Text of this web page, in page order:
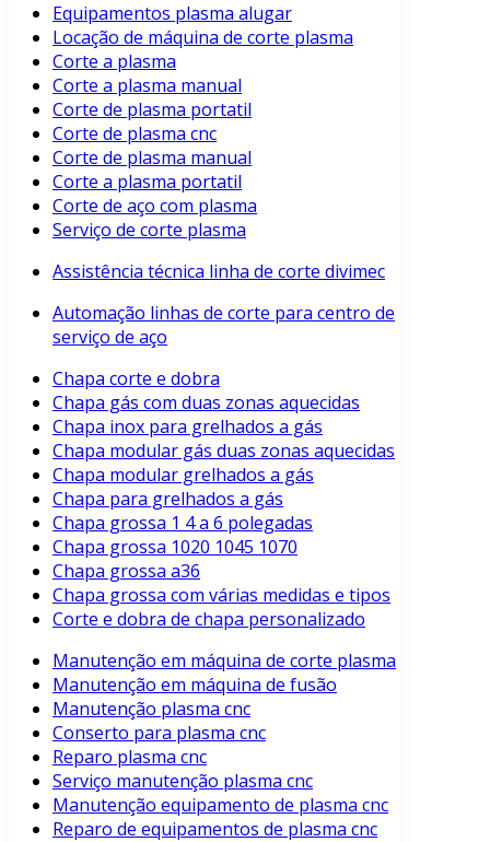
Equipamentos plasma alugar
Locação de máquina de corte plasma
Corte a plasma
Corte a plasma manual
Corte de plasma portatil
Corte de plasma cnc
Corte de plasma manual
Corte a plasma portatil
Corte de aço com plasma
Serviço de corte plasma
Assistência técnica linha de corte divimec
Automação linhas de corte para centro de
serviço de aço
Chapa corte e dobra
Chapa gás com duas zonas aquecidas
Chapa inox para grelhados a gás
Chapa modular gás duas zonas aquecidas
Chapa modular grelhados a gás
Chapa para grelhados a gás
Chapa grossa 1 4 a 6 polegadas
Chapa grossa 1020 1045 1070
Chapa grossa a36
Chapa grossa com várias medidas e tipos
Corte e dobra de chapa personalizado
Manutenção em máquina de corte plasma
Manutenção em máquina de fusão
Manutenção plasma cnc
Conserto para plasma cnc
Reparo plasma cnc
Serviço manutenção plasma cnc
Manutenção equipamento de plasma cnc
Reparo de equipamentos de plasma cnc